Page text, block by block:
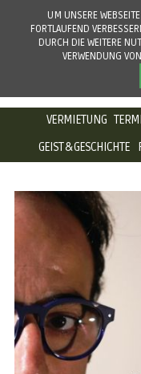
VERMIETUNG
GEIST & GESCHICHTE
UM UNSERE
FORTLAUFEND
DURCH DIE WEITERE
VERWENDUNG